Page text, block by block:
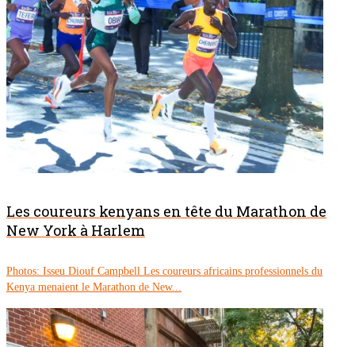
Les coureurs kenyans en tête du Marathon de
New York à Harlem
Photos: Isseu Diouf Campbell Les coureurs africains professionnels du
Kenya menaient le Marathon de New...